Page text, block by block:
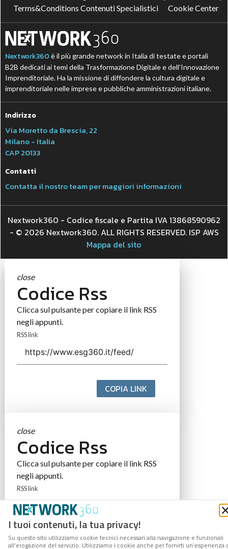
I tuoi contenuti, la tua privacy!
Su questo sito utilizziamo cookie tecnici necessari alla navigazione e funzionali
all’erogazione del servizio. Utilizziamo i cookie anche per fornirti un’esperienza
Terms&Conditions Contenuti Specialistici
Cookie Center
Nextwork360 è il più grande network in Italia di testate e portali
B2B dedicati ai temi della Trasformazione Digitale e dell’Innovazione
Imprenditoriale. Ha la missione di diffondere la cultura digitale e
imprenditoriale nelle imprese e pubbliche amministrazioni italiane.
Indirizzo
Via Moretto da Brescia, 22
Milano - Italia
CAP 20133
Contatti
Contatta il nostro team per maggiori informazioni
Nextwork360 - Codice fiscale e Partita IVA 13868590962
- © 2026 Nextwork360. ALL RIGHTS RESERVED. ISP AWS
Mappa del sito
close
Codice Rss
Clicca sul pulsante per copiare il link RSS
negli appunti.
RSS link
COPIA LINK
close
Codice Rss
Clicca sul pulsante per copiare il link RSS
negli appunti.
RSS link
COPIA LINK